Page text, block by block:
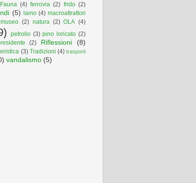
Fauna (4) ferrovia (2) frido (2)
(5) laino (4) macroattrattori
museo (2) natura (2) OLA (4)
petrolio (3) pino loricato (2)
(2) Riflessioni (8)
(3) Tradizioni (4) trasporti
vandalismo (5)